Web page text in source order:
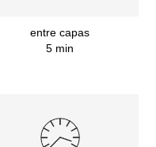
entre capas
5 min